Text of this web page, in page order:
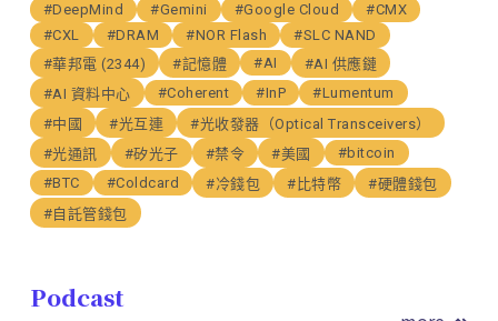
#DeepMind
#Gemini #Google Cloud
#CMX
#CXL
#DRAM #NOR Flash
#SLC NAND
#華邦電 (2344)
#記憶體 #AI
#AI 供應鏈
#AI 資料中心
#Coherent #InP
#Lumentum
#中國
#光互連
#光收發器（Optical Transceivers）
#光通訊
#矽光子 #禁令 #美國
#bitcoin
#BTC
#Coldcard #冷錢包 #比特幣
#硬體錢包
#自託管錢包
Podcast